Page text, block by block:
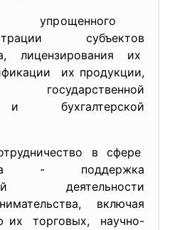
упрощенного
субъектов
лицензирования их
их продукции,
и бухгалтерской
в сфере
- поддержка
деятельности
включая
их торговых, научно-